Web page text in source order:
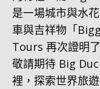
是一場城市與水
車與吉祥物「
Tours 再次證明
敬請期待 Big
裡，探索世界旅